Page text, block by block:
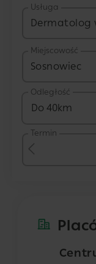
Usługa
Dermatolog
Miejscowość
Sosnowiec
Odległość
Do 40km
Termin